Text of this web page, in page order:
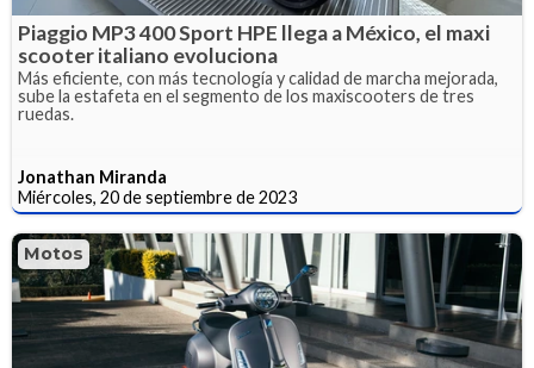
Piaggio MP3 400 Sport HPE llega a México, el maxi
scooter italiano evoluciona
Más eficiente, con más tecnología y calidad de marcha mejorada,
sube la estafeta en el segmento de los maxiscooters de tres
ruedas.
Jonathan Miranda
Miércoles, 20 de septiembre de 2023
Motos